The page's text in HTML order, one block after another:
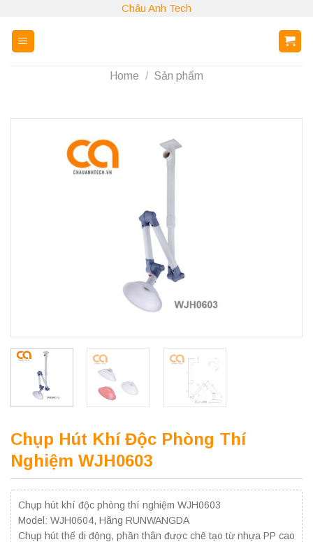
content
Châu Anh Tech
Home / Sản phẩm
Chụp Hút Khí Độc Phòng Thí
Nghiệm WJH0603
Chụp hút khí độc phòng thí nghiệm WJH0603
Model: WJH0604, Hãng RUNWANGDA
Chụp hút thể di động, phần thân được chế tạo từ nhựa PP cao